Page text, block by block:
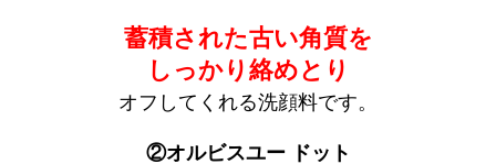
蓄積された古い角質を
しっかり絡めとり
オフしてくれる洗顔料です。
②オルビスユー ドット